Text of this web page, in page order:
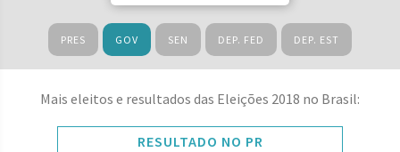
PRES GOV SEN DEP. FED DEP. EST
Mais eleitos e resultados das Eleições 2018 no Brasil:
RESULTADO NO PR